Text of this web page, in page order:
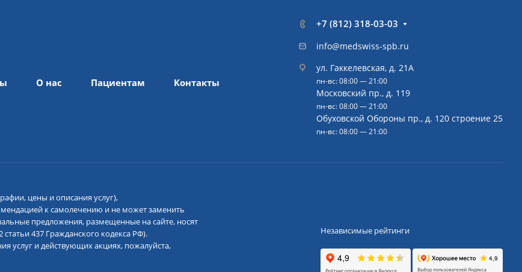
О нас Пациентам Контакты
+7 (812) 318-03-03
info@medswiss-spb.ru
ул. Гаккелевская, д. 21А
пн-вс: 08:00 — 21:00
Московский пр., д. 119
пн-вс: 08:00 — 21:00
Обуховской Обороны пр., д. 120 строение 25
пн-вс: 08:00 — 21:00
цены и описания услуг),
к самолечению и не может заменить
предложения, размещенные на сайте, носят
437 Гражданского кодекса РФ).
услуг и действующих акциях, пожалуйста,
Независимые рейтинги